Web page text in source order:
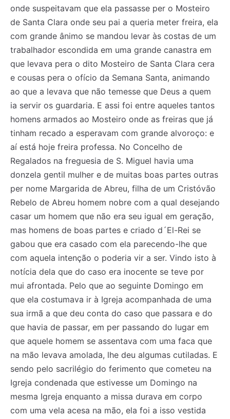
onde suspeitavam que ela passasse per o Mosteiro
de Santa Clara onde seu pai a queria meter freira, ela
com grande ânimo se mandou levar às costas de um
trabalhador escondida em uma grande canastra em
que levava pera o dito Mosteiro de Santa Clara cera
e cousas pera o ofício da Semana Santa, animando
ao que a levava que não temesse que Deus a quem
ia servir os guardaria. E assi foi entre aqueles tantos
homens armados ao Mosteiro onde as freiras que já
tinham recado a esperavam com grande alvoroço: e
aí está hoje freira professa. No Concelho de
Regalados na freguesia de S. Miguel havia uma
donzela gentil mulher e de muitas boas partes outras
per nome Margarida de Abreu, filha de um Cristóvão
Rebelo de Abreu homem nobre com a qual desejando
casar um homem que não era seu igual em geração,
mas homens de boas partes e criado d´El-Rei se
gabou que era casado com ela parecendo-lhe que
com aquela intenção o poderia vir a ser. Vindo isto à
notícia dela que do caso era inocente se teve por
mui afrontada. Pelo que ao seguinte Domingo em
que ela costumava ir à Igreja acompanhada de uma
sua irmã a que deu conta do caso que passara e do
que havia de passar, em per passando do lugar em
que aquele homem se assentava com uma faca que
na mão levava amolada, lhe deu algumas cutiladas. E
sendo pelo sacrilégio do ferimento que cometeu na
Igreja condenada que estivesse um Domingo na
mesma Igreja enquanto a missa durava em corpo
com uma vela acesa na mão, ela foi a isso vestida